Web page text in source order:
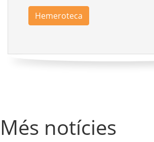
Hemeroteca
Més notícies